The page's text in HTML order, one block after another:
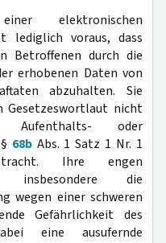
elektronischen
lediglich voraus, dass
Betroffenen durch die
erhobenen Daten von
abzuhalten. Sie
Gesetzeswortlaut nicht
oder
68bAbs. 1 Satz 1 Nr. 1
Ihre engen
insbesondere die
wegen einer schweren
Gefährlichkeit des
eine ausufernde